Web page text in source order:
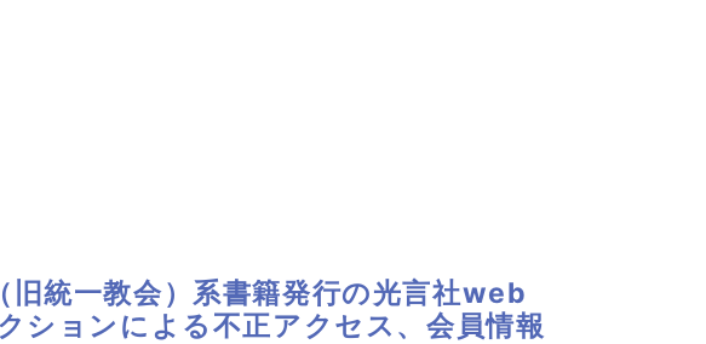
旧統一教会）系書籍発行の光言社web
ションによる不正アクセス、会員情報